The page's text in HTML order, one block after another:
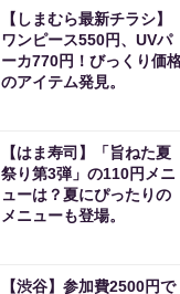
【しまむら最新チラシ】
ワンピース550円、UVパ
ーカ770円！びっくり価
のアイテム発見。
【はま寿司】「旨ねた夏
祭り第3弾」の110円メニ
ューは？夏にぴったりの
メニューも登場。
【渋谷】参加費2500円で